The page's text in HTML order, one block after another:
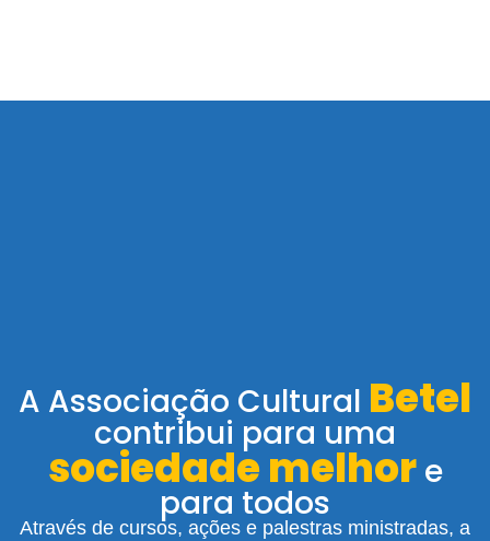
A Associação Cultural Betel
contribui para uma
sociedade melhore
para todos
Através de cursos, ações e palestras ministradas, a